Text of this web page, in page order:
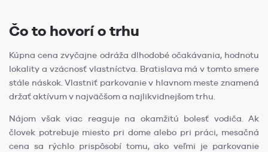
Čo to hovorí o trhu
Kúpna cena zvyčajne odráža dlhodobé očakávania, hodnotu
lokality a vzácnosť vlastníctva. Bratislava má v tomto smere
stále náskok. Vlastniť parkovanie v hlavnom meste znamená
držať aktívum v najväčšom a najlikvidnejšom trhu.
Nájom však viac reaguje na okamžitú bolesť vodiča. Ak
človek potrebuje miesto pri dome alebo pri práci, mesačná
cena sa rýchlo prispôsobí tomu, ako veľmi je parkovanie